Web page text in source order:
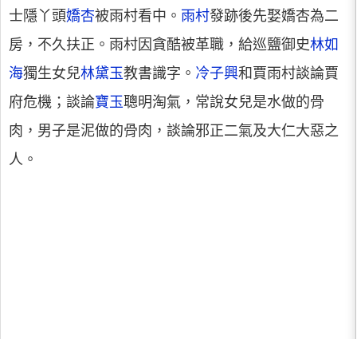
士隱丫頭嬌杏被雨村看中。 雨村發跡後先娶嬌杏為二
房，不久扶正。雨村因貪酷被革職，給巡鹽御史林如
海獨生女兒林黛玉教書識字。 冷子興和賈雨村談論賈
府危機；談論寶玉聰明淘氣，常說女兒是水做的骨
肉，男子是泥做的骨肉，談論邪正二氣及大仁大惡之
人。